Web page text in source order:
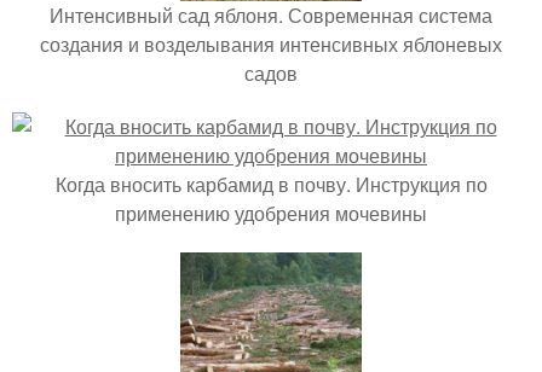
Интенсивный сад яблоня. Современная система
создания и возделывания интенсивных яблоневых
садов
Когда вносить карбамид в почву. Инструкция по
применению удобрения мочевины